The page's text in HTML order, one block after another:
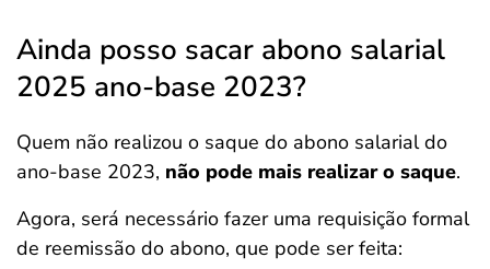
Ainda posso sacar abono salarial
2025 ano-base 2023?
Quem não realizou o saque do abono salarial do
ano-base 2023, não pode mais realizar o saque.
Agora, será necessário fazer uma requisição formal
de reemissão do abono, que pode ser feita: